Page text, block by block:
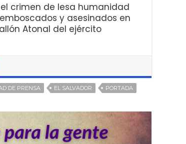
crimen de lesa humanidad
y asesinados en
Atonal del ejército
DE PRENSA EL SALVADOR PORTADA